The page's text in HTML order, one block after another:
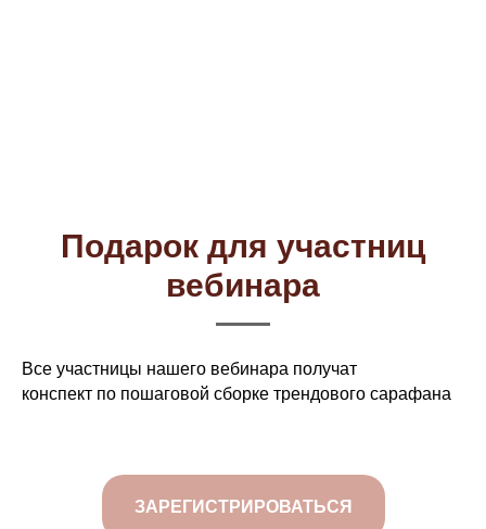
Подарок для участниц
вебинара
Все участницы нашего вебинара получат
конспект по пошаговой сборке трендового сарафана
ЗАРЕГИСТРИРОВАТЬСЯ